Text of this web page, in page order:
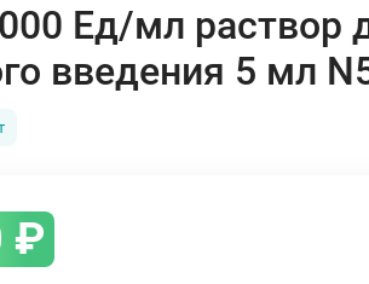
Ед/мл раствор
введения 5 мл
₽